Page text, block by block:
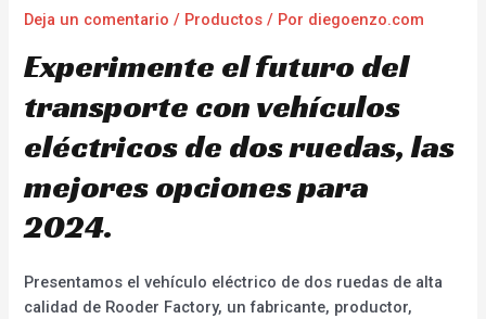
Deja un comentario / Productos / Por diegoenzo.com
Experimente el futuro del
transporte con vehículos
eléctricos de dos ruedas, las
mejores opciones para
2024.
Presentamos el vehículo eléctrico de dos ruedas de alta
calidad de Rooder Factory, un fabricante, productor,